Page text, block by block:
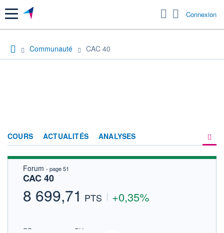
Menu Connexion
Communauté CAC 40
COURS ACTUALITÉS ANALYSES
HISTORIQUE
Forum - page 51
CAC 40
8 699,71 PTS +0,35%
FR0003500008 PX1